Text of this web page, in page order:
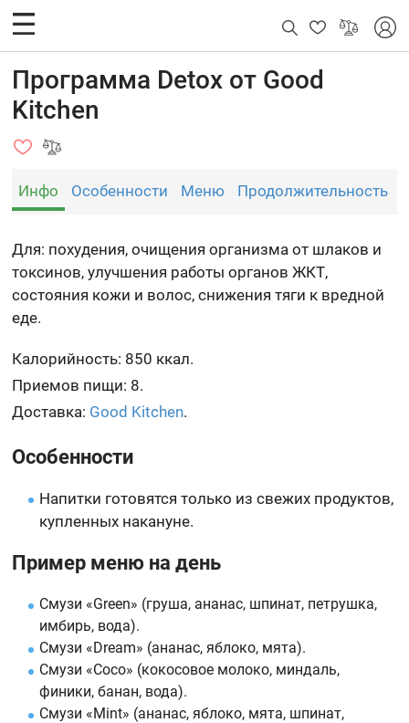
Программа Detox от Good
Kitchen
Инфо Особенности Меню Продолжительность
Для: похудения, очищения организма от шлаков и
токсинов, улучшения работы органов ЖКТ,
состояния кожи и волос, снижения тяги к вредной
еде.
Калорийность: 850 ккал.
Приемов пищи: 8.
Доставка: Good Kitchen.
Особенности
Напитки готовятся только из свежих продуктов,
купленных накануне.
Пример меню на день
Смузи «Green» (груша, ананас, шпинат, петрушка,
имбирь, вода).
Смузи «Dream» (ананас, яблоко, мята).
Смузи «Coco» (кокосовое молоко, миндаль,
финики, банан, вода).
Смузи «Mint» (ананас, яблоко, мята, шпинат,